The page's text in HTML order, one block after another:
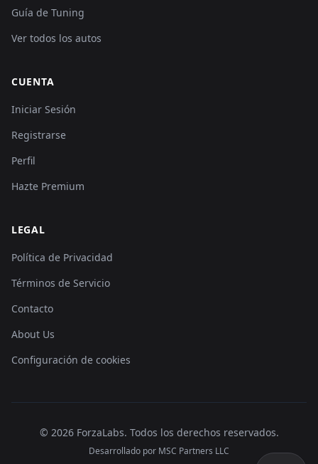
Guía de Tuning
Ver todos los autos
CUENTA
Iniciar Sesión
Registrarse
Perfil
Hazte Premium
LEGAL
Política de Privacidad
Términos de Servicio
Contacto
About Us
Configuración de cookies
© 2026 ForzaLabs. Todos los derechos reservados.
Desarrollado por MSC Partners LLC